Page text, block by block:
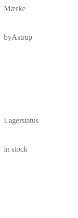
Mærke
byAstrup
Lagerstatus
in stock